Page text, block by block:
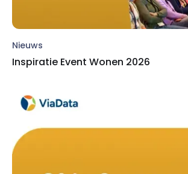
Nieuws
Inspiratie Event Wonen 2026